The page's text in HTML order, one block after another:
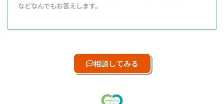
などなんでもお答えします。
相談してみる